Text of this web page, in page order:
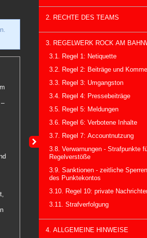
2. RECHTE DES TEAMS
3. REGELWERK ROCK AM
3.1. Regel 1: Netiquette
3.2. Regel 2: Beiträge und
3.3. Regel 3: Umgangston
3.4. Regel 4: Pressebeiträge
3.5. Regel 5: Meldungen
3.6. Regel 6: Verbotene Inhalte
3.7. Regel 7: Accountnutzung
3.8. Verwarnungen - Strafpunkte
Regelverstöße
3.9. Sanktionen - zeitliche
des Punktekontos
3.10. Regel 10: private
3.11. Strafverfolgung
4. ALLGEMEINE HINWEISE